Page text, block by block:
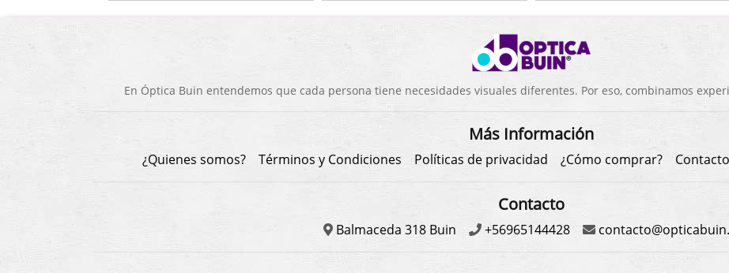
En Óptica Buin entendemos que cada persona tiene necesidades visuales diferentes. Por eso, combinamos
Más Información
¿Quienes somos? Términos y Condiciones Políticas de privacidad ¿Cómo comprar? Contacto
Contacto
Balmaceda 318 Buin +56965144428